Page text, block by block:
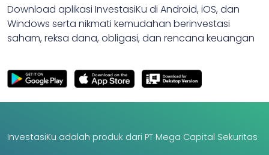
Download aplikasi InvestasiKu di Android, iOS, dan
Windows serta nikmati kemudahan berinvestasi
saham, reksa dana, obligasi, dan rencana keuangan
InvestasiKu adalah produk dari PT Mega Capital Sekuritas